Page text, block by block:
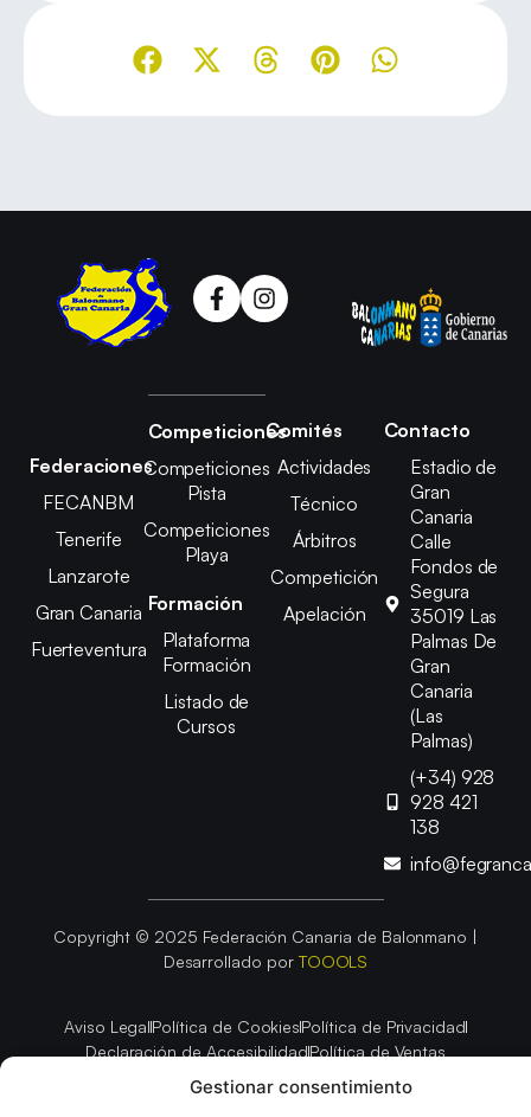
Gestionar consentimiento
Federaciones
FECANBM
Tenerife
Lanzarote
Gran Canaria
Fuerteventura
Competiciones
Competiciones
Pista
Competiciones
Playa
Formación
Plataforma
Formación
Listado de
Cursos
Comités
Actividades
Técnico
Árbitros
Competición
Apelación
Contacto
Estadio de
Gran
Canaria
Calle
Fondos de
Segura
35019 Las
Palmas De
Gran
Canaria
(Las
Palmas)
(+34) 928
928 421
138
Copyright © 2025 Federación Canaria de Balonmano |
Desarrollado por TOOOLS
Aviso LegalPolítica de CookiesPolítica de Privacidad
Declaración de AccesibilidadPolítica de Ventas